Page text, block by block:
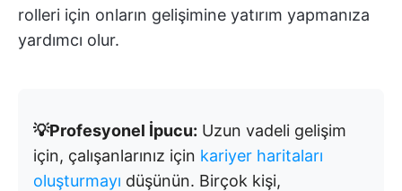
rolleri için onların gelişimine yatırım yapmanıza
yardımcı olur.
💡Profesyonel İpucu: Uzun vadeli gelişim
için, çalışanlarınız için kariyer haritaları
oluşturmayı düşünün. Birçok kişi,